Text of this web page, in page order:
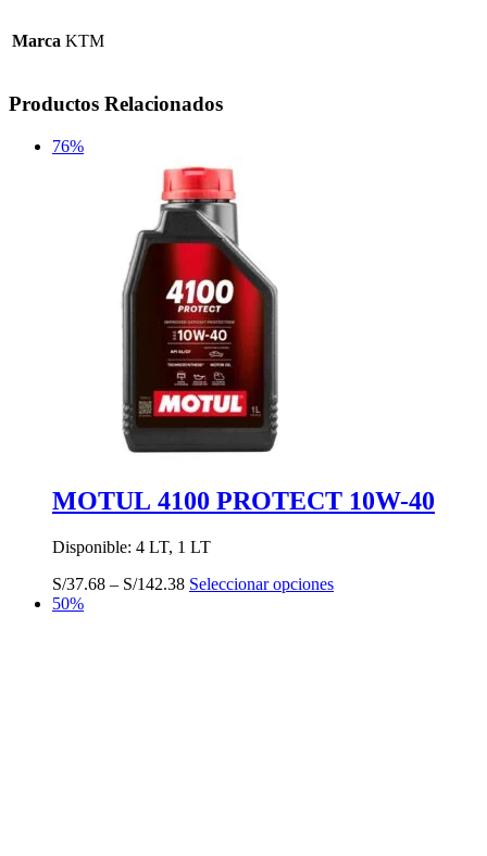
Marca KTM
Productos Relacionados
76%
MOTUL 4100 PROTECT 10W-40
Disponible: 4 LT, 1 LT
S/37.68 – S/142.38 Seleccionar opcionesEste
50%